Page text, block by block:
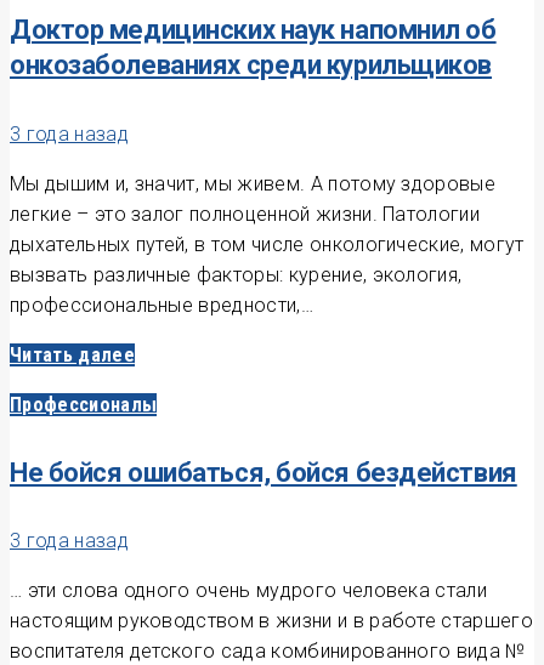
Доктор медицинских наук напомнил об
онкозаболеваниях среди курильщиков
3 года назад
Мы дышим и, значит, мы живем. А потому здоровые
легкие – это залог полноценной жизни. Патологии
дыхательных путей, в том числе онкологические, могут
вызвать различные факторы: курение, экология,
профессиональные вредности,…
Читать далее
Профессионалы
Не бойся ошибаться, бойся бездействия
3 года назад
… эти слова одного очень мудрого человека стали
настоящим руководством в жизни и в работе старшего
воспитателя детского сада комбинированного вида №